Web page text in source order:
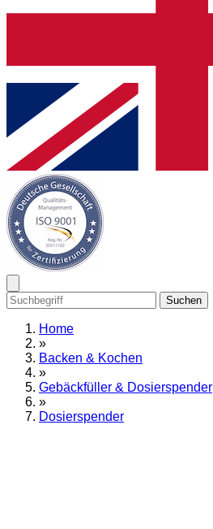
Suchen
Home
»
Backen & Kochen
»
Gebäckfüller & Dosierspender
»
Dosierspender